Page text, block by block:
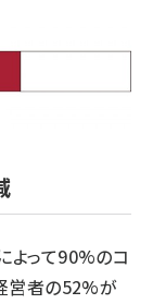
よって90%のコ
営者の52%が